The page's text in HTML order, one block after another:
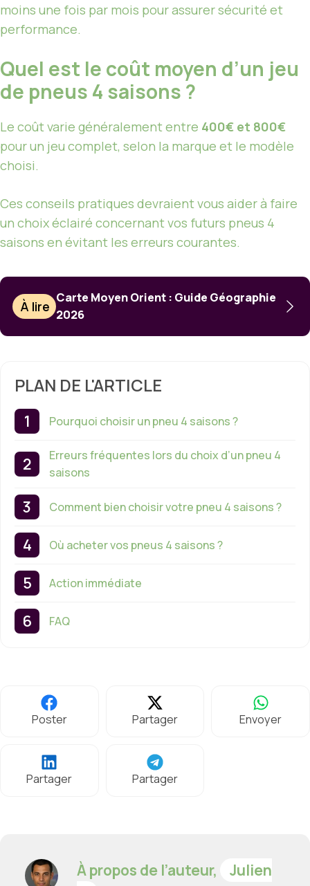
moins une fois par mois pour assurer sécurité et
performance.
Quel est le coût moyen d’un jeu
de pneus 4 saisons ?
Le coût varie généralement entre 400€ et 800€
pour un jeu complet, selon la marque et le modèle
choisi.
Ces conseils pratiques devraient vous aider à faire
un choix éclairé concernant vos futurs pneus 4
saisons en évitant les erreurs courantes.
À lire
Carte Moyen Orient : Guide Géographie
2026
PLAN DE L'ARTICLE
Pourquoi choisir un pneu 4 saisons ?
Erreurs fréquentes lors du choix d’un pneu 4
saisons
Comment bien choisir votre pneu 4 saisons ?
Où acheter vos pneus 4 saisons ?
Action immédiate
FAQ
Poster Partager Envoyer
Partager Partager
À propos de l’auteur,
Julien